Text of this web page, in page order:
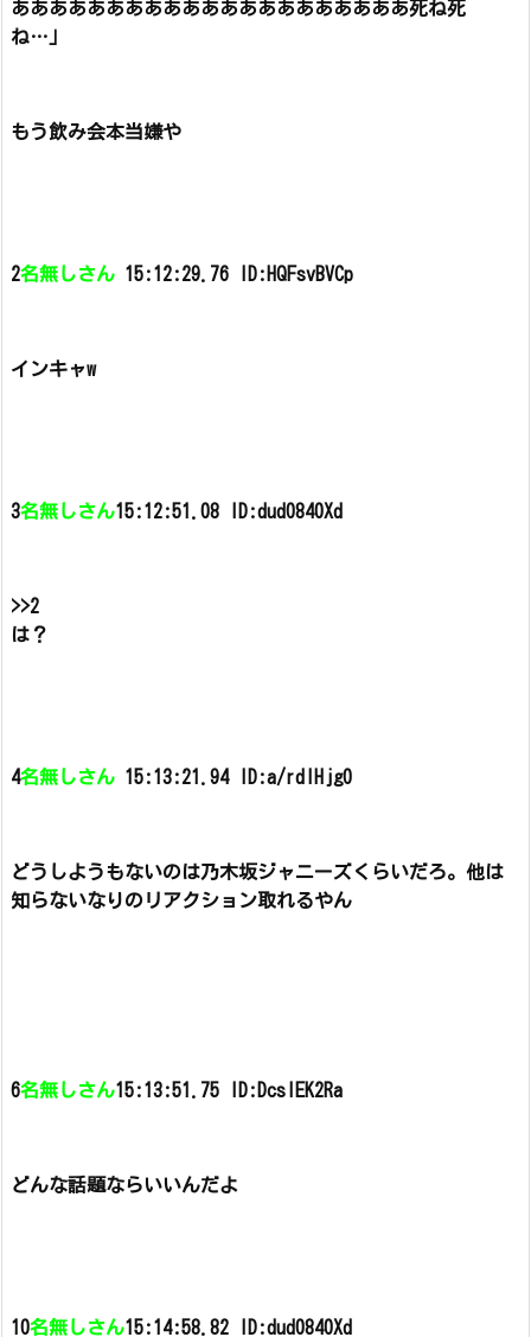
あああああああああああああああああああああ死ね死
ね…」
もう飲み会本当嫌や
2名無しさん 15:12:29.76 ID:HQFsvBVCp
インキャw
3名無しさん15:12:51.08 ID:dud0840Xd
>>2
は？
4名無しさん 15:13:21.94 ID:a/rdIHjg0
どうしようもないのは乃木坂ジャニーズくらいだろ。 他は
知らないなりのリアクション取れるやん
6名無しさん15:13:51.75 ID:DcslEK2Ra
どんな話題ならいいんだよ
10名無しさん15:14:58.82 ID:dud0840Xd